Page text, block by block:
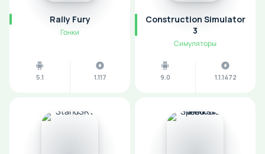
Rally Fury
Гонки
5.1 1.117
Construction Simulator
3
Симуляторы
9.0 1.1.1472